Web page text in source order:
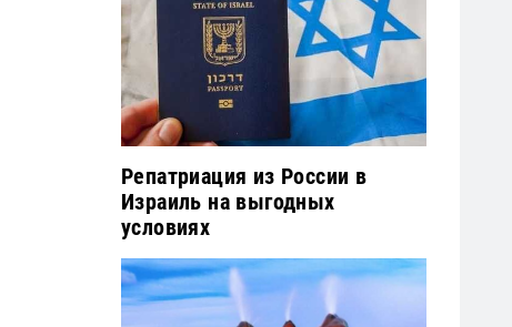
Репатриация из России в
Израиль на выгодных
условиях